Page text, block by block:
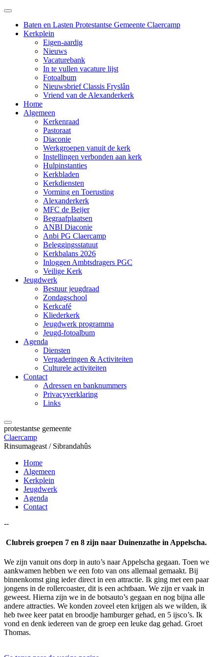
Baten en Lasten Protestantse Gemeente Claercamp
Kerkplein
Eigen-aardig
Nieuws
Vacaturebank
In te vullen vacature lijst
Fotoalbum
Nieuwsbrief Classis Fryslân
Vriend van de Alexanderkerk
Home
Algemeen
Kerkenraad
Pastoraat
Diaconie
Werkgroepen vanuit de kerk
Instellingen verbonden aan kerk
Hulpinstanties
Kerkbladen
Kerkdiensten
Vorming en Toerusting
Alexanderkerk
MFC de Beijer
Begraafplaatsen
ANBI Diaconie
Anbi PG Claercamp
Beleggingsstatuut
Kerkbalans 2026
Inloggen Ambtsdragers PGC
Veilige Kerk
Jeugdwerk
Bestuur jeugdraad
Zondagschool
Kerkcafé
Kliederkerk
Jeugdwerk programma
Jeugd-fotoalbum
Agenda
Diensten
Vergaderingen & Activiteiten
Culturele activiteiten
Contact
Adressen en banknummers
Privacyverklaring
Links
protestantse gemeente
Claercamp
Rinsumageast / Sibrandahûs
Home
Algemeen
Kerkplein
Jeugdwerk
Agenda
Contact
--
Clubreis groepen 7 en 8 zijn naar Duinenzathe in Appelscha.
We zijn vanuit ons dorp in auto’s naar Appelscha gegaan. Toen we
aankwamen hebben we een foto van ons allemaal gemaakt. Bij
binnenkomst ging ieder direct in een attractie. Ik ging met een paar
jongens in de rollercoaster, dit is een achtbaan. We zijn er vaak in
geweest. Hierna zijn we in de botsauto’s gegaan en nog bijna alle
andere attracties. We konden zoveel eten krijgen als we wilden, ik
heb twee keer patat en broodje hamburger gehad, en 5 ijsco’s. Ik
vond en denk iedereen van de groep een leuke dag gehad. Groet
Thomas.